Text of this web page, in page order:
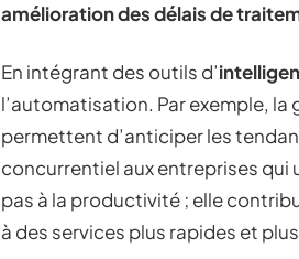
amélioration des délais de
En intégrant des outils d’
l’automatisation. Par exemple,
permettent d’anticiper les
concurrentiel aux entreprises qui
pas à la productivité ; elle
à des services plus rapides et